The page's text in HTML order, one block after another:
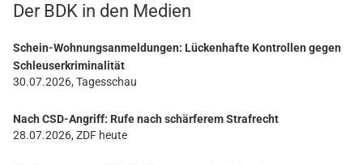
Der BDK in den Medien
Schein-Wohnungsanmeldungen: Lückenhafte Kontrollen gegen
Schleuserkriminalität
30.07.2026, Tagesschau
Nach CSD-Angriff: Rufe nach schärferem Strafrecht
28.07.2026, ZDF heute